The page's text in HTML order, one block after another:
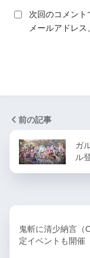
次回のコメント
メールアドレス
前の記事
ガ
ル
鬼斬に清少納言（
定イベントも開催